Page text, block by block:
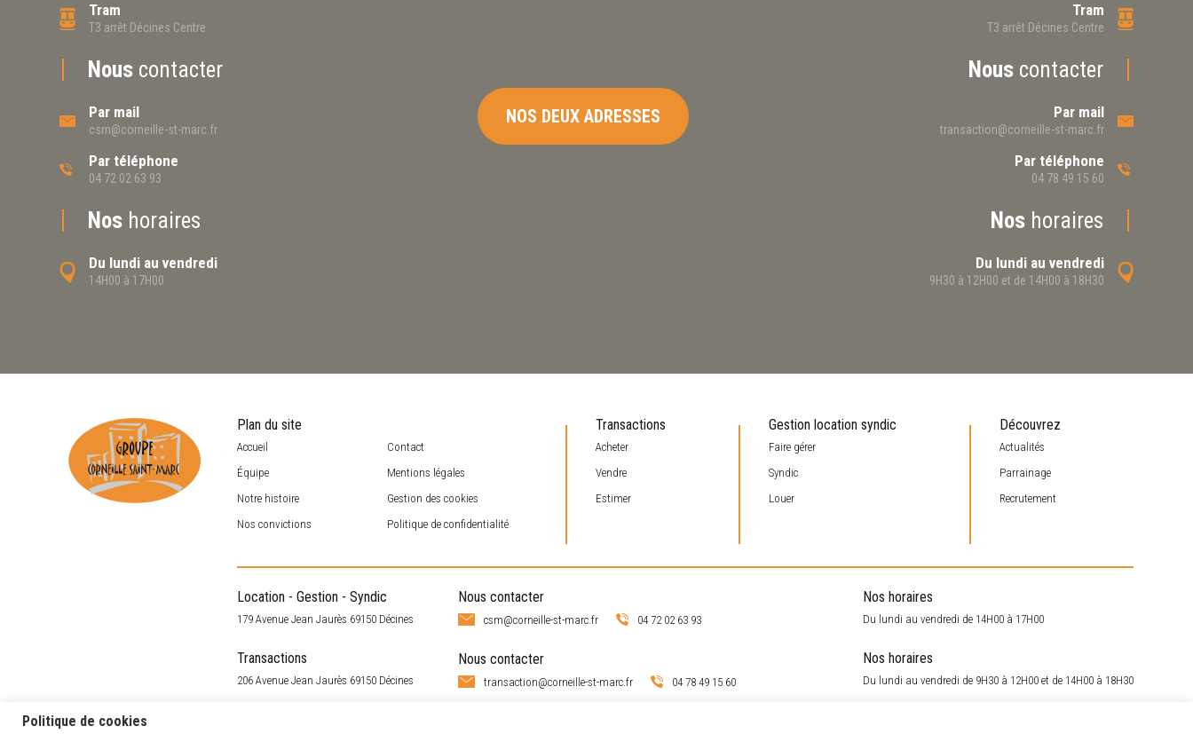
Tram
T3 arrêt Décines Centre
Nous contacter
Par mail
csm@corneille-st-marc.fr
Par téléphone
04 72 02 63 93
Nos horaires
Du lundi au vendredi
14H00 à 17H00
NOS DEUX ADRESSES
Tram
T3 arrêt Décines Centre
Nouscontacter
Par mail
transaction@corneille-st-marc.fr
Par téléphone
04 78 49 15 60
Noshoraires
Du lundi au vendredi
9H30 à 12H00 et de 14H00 à 18H30
Plan du site
Accueil
Contact
Équipe
Mentions légales
Notre histoire
Gestion des cookies
Nos convictions
Politique de confidentialité
Transactions
Acheter
Vendre
Estimer
Gestion location syndic
Faire gérer
Syndic
Louer
Découvrez
Actualités
Parrainage
Recrutement
Location - Gestion - Syndic
179 Avenue Jean Jaurès 69150 Décines
Transactions
206 Avenue Jean Jaurès 69150 Décines
Nous contacter
csm@corneille-st-marc.fr 04 72 02 63 93
Nous contacter
transaction@corneille-st-marc.fr 04 78 49 15 60
Nos horaires
Du lundi au vendredi de 14H00 à 17H00
Nos horaires
Du lundi au vendredi de 9H30 à 12H00 et de 14H00 à 18H30
Politique de cookies